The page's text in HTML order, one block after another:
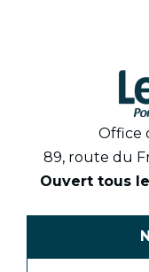
Office
89, route du
Ouvert tous